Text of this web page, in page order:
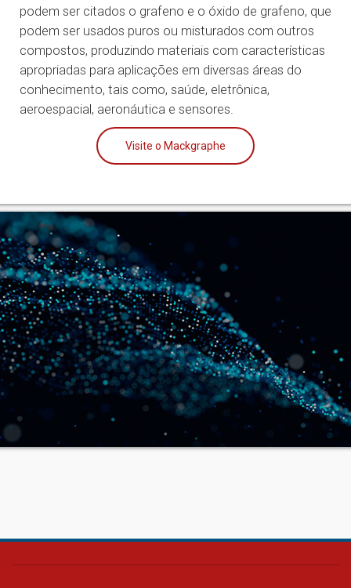
podem ser citados o grafeno e o óxido de grafeno, que
podem ser usados puros ou misturados com outros
compostos, produzindo materiais com características
apropriadas para aplicações em diversas áreas do
conhecimento, tais como, saúde, eletrônica,
aeroespacial, aeronáutica e sensores.
Visite o Mackgraphe